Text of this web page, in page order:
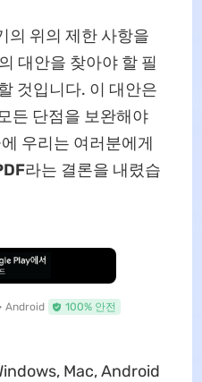
의 위의 제한 사항을
대안을 찾아야 할 필
것입니다. 이 대안은
든 단점을 보완해야
우리는 여러분에게
라는 결론을 내렸습
운로드
Android 100% 안전
Mac, Android